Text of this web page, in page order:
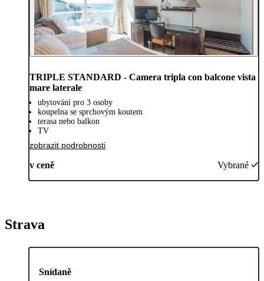
TRIPLE STANDARD - Camera tripla con balcone vista
mare laterale
ubytování pro 3 osoby
koupelna se sprchovým koutem
terasa nebo balkon
TV
zobrazit podrobnosti
v ceně Vybrané
Strava
Snídaně